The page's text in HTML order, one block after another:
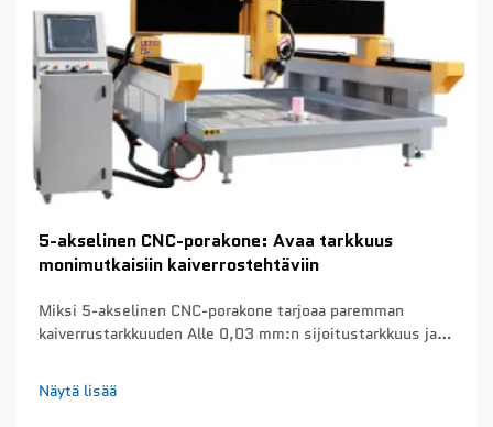
5-akselinen CNC-porakone: Avaa tarkkuus
monimutkaisiin kaiverrostehtäviin
Miksi 5-akselinen CNC-porakone tarjoaa paremman
kaiverrustarkkuuden Alle 0,03 mm:n sijoitustarkkuus ja
kaiverruksia varten Nykyiset 5-akseliset CNC-porakoneet
saavuttavat sijoitustarkkuuden toistettavuuden alle 0,03
Näytä lisää